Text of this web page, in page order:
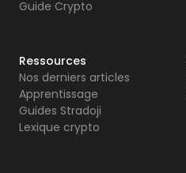
Guide Crypto
Ressources
Nos derniers articles
Apprentissage
Guides Stradoji
Lexique crypto